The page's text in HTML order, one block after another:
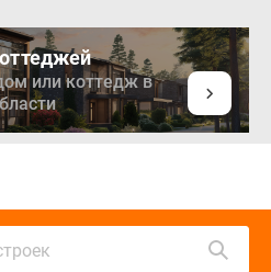
или коттедж в